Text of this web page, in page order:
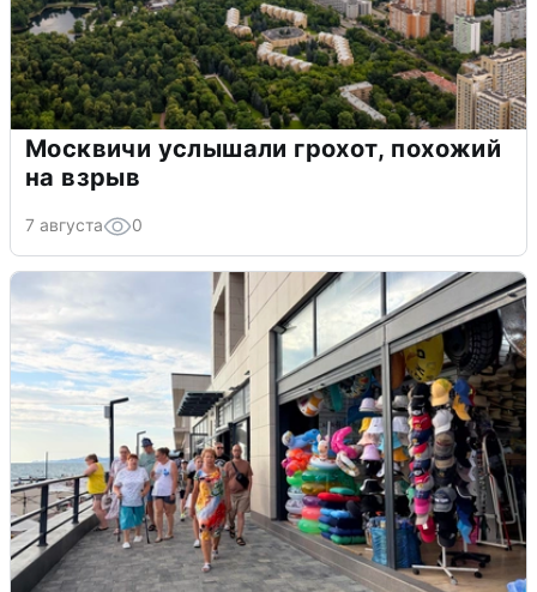
Москвичи услышали грохот, похожий
на взрыв
7 августа 0